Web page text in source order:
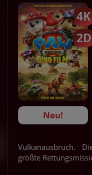
4K
2D
Neu!
Vulkanausbruch.
größte